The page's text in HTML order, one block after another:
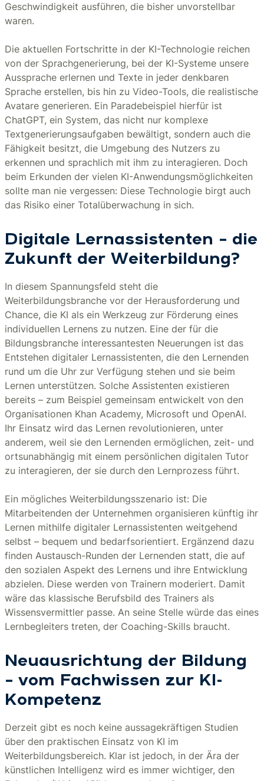
Geschwindigkeit ausführen, die bisher unvorstellbar
waren.
Die aktuellen Fortschritte in der KI-Technologie reichen
von der Sprachgenerierung, bei der KI-Systeme unsere
Aussprache erlernen und Texte in jeder denkbaren
Sprache erstellen, bis hin zu Video-Tools, die realistische
Avatare generieren. Ein Paradebeispiel hierfür ist
ChatGPT, ein System, das nicht nur komplexe
Textgenerierungsaufgaben bewältigt, sondern auch die
Fähigkeit besitzt, die Umgebung des Nutzers zu
erkennen und sprachlich mit ihm zu interagieren. Doch
beim Erkunden der vielen KI-Anwendungsmöglichkeiten
sollte man nie vergessen: Diese Technologie birgt auch
das Risiko einer Totalüberwachung in sich.
Digitale Lernassistenten – die
Zukunft der Weiterbildung?
In diesem Spannungsfeld steht die
Weiterbildungsbranche vor der Herausforderung und
Chance, die KI als ein Werkzeug zur Förderung eines
individuellen Lernens zu nutzen. Eine der für die
Bildungsbranche interessantesten Neuerungen ist das
Entstehen digitaler Lernassistenten, die den Lernenden
rund um die Uhr zur Verfügung stehen und sie beim
Lernen unterstützen. Solche Assistenten existieren
bereits – zum Beispiel gemeinsam entwickelt von den
Organisationen Khan Academy, Microsoft und OpenAI.
Ihr Einsatz wird das Lernen revolutionieren, unter
anderem, weil sie den Lernenden ermöglichen, zeit- und
ortsunabhängig mit einem persönlichen digitalen Tutor
zu interagieren, der sie durch den Lernprozess führt.
Ein mögliches Weiterbildungsszenario ist: Die
Mitarbeitenden der Unternehmen organisieren künftig ihr
Lernen mithilfe digitaler Lernassistenten weitgehend
selbst – bequem und bedarfsorientiert. Ergänzend dazu
finden Austausch-Runden der Lernenden statt, die auf
den sozialen Aspekt des Lernens und ihre Entwicklung
abzielen. Diese werden von Trainern moderiert. Damit
wäre das klassische Berufsbild des Trainers als
Wissensvermittler passe. An seine Stelle würde das eines
Lernbegleiters treten, der Coaching-Skills braucht.
Neuausrichtung der Bildung
– vom Fachwissen zur KI-
Kompetenz
Derzeit gibt es noch keine aussagekräftigen Studien
über den praktischen Einsatz von KI im
Weiterbildungsbereich. Klar ist jedoch, in der Ära der
künstlichen Intelligenz wird es immer wichtiger, den